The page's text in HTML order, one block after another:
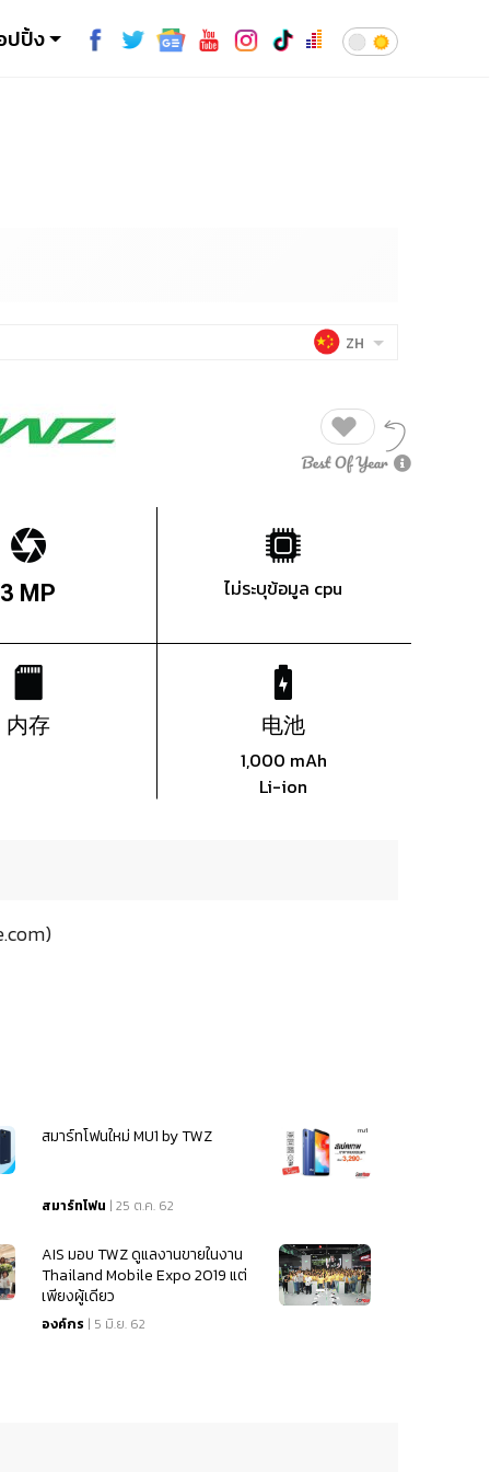
ปปิ้ง
ZH
3 MP ไม่ระบุข้อมูล cpu
内存 电池
1,000 mAh
Li-ion
สมาร์ทโฟนใหม่ MU1 by TWZ
สมาร์ทโฟน | 25 ต.ค. 62
AIS มอบ TWZ ดูแลงานขายในงาน
Thailand Mobile Expo 2019 แต่
เพียงผู้เดียว
องค์กร | 5 มิ.ย. 62